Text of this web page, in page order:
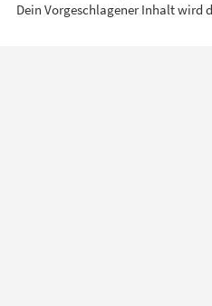
Dein Vorgeschlagener Inhalt wird